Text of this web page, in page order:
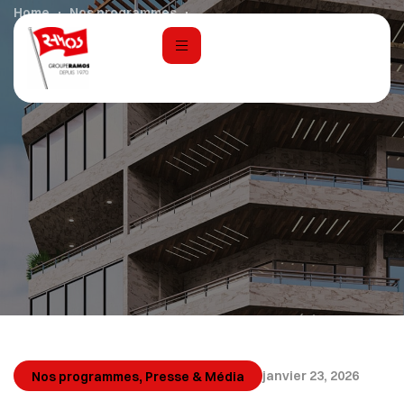
Home
Nos programmes
Kerten Hospitality officialise la signature du Casadora
Resort by Cloud 7 Hotels
Nos programmes, Presse & Média janvier 23, 2026